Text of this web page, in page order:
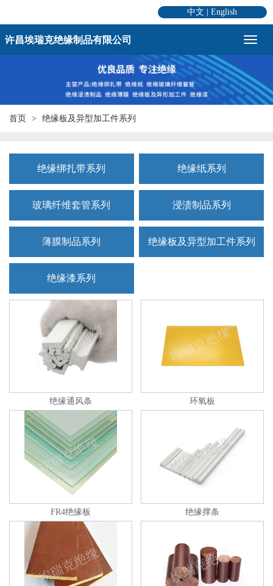
中文 |English
许昌埃瑞克绝缘制品有限公司
首页 绝缘板及异型加工件系列
绝缘绑扎带系列 绝缘纸系列
玻璃纤维套管系列 浸渍制品系列
薄膜制品系列 绝缘板及异型加工件系列
绝缘漆系列
绝缘通风条 环氧板
FR4绝缘板 绝缘撑条